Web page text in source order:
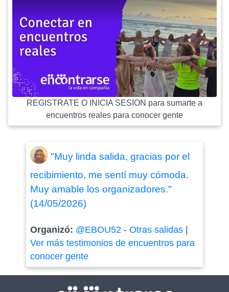
REGISTRATE O INICIA SESION para sumarte a
encuentros reales para conocer gente
"Muy linda salida, gracias por el
recibimiento, me sentí muy cómoda.
Muy amable los organizadores."
(14/05/2026)
Organizó: @EBOU52- Otras salidas|
Ver más testimonios de encuentros para
conocer gente